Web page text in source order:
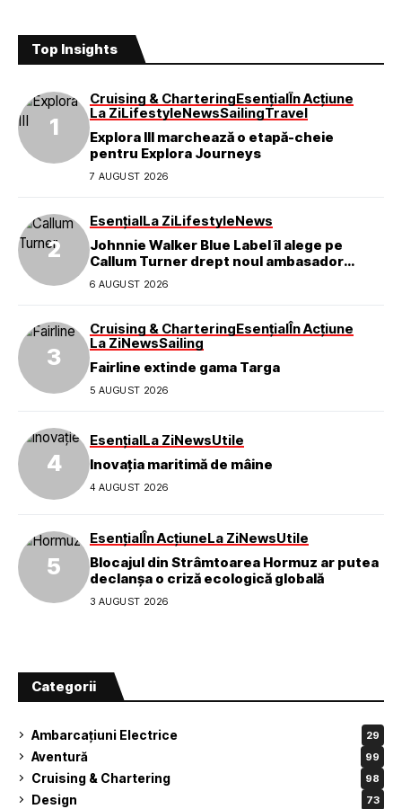
Top Insights
Cruising & CharteringEsențialÎn Acțiune
La ZiLifestyleNewsSailingTravel
Explora III marchează o etapă-cheie
pentru Explora Journeys
7 AUGUST 2026
EsențialLa ZiLifestyleNews
Johnnie Walker Blue Label îl alege pe
Callum Turner drept noul ambasador
global al mărcii
6 AUGUST 2026
Cruising & CharteringEsențialÎn Acțiune
La ZiNewsSailing
Fairline extinde gama Targa
5 AUGUST 2026
EsențialLa ZiNewsUtile
Inovația maritimă de mâine
4 AUGUST 2026
EsențialÎn AcțiuneLa ZiNewsUtile
Blocajul din Strâmtoarea Hormuz ar putea
declanșa o criză ecologică globală
3 AUGUST 2026
Categorii
Ambarcațiuni Electrice 29
Aventură 99
Cruising & Chartering 98
Design 73